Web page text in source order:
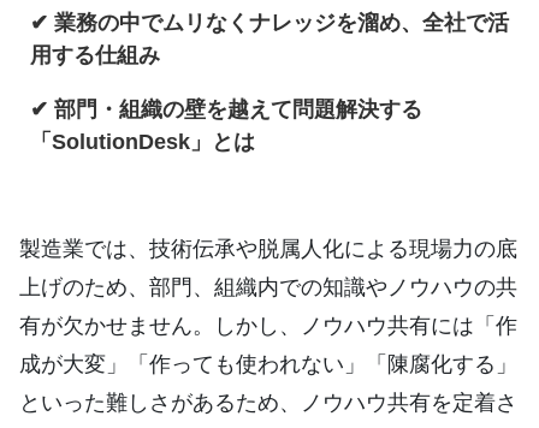
✔ 業務の中でムリなくナレッジを溜め、全社で活
用する仕組み
✔ 部門・組織の壁を越えて問題解決する
「SolutionDesk」とは
製造業では、技術伝承や脱属人化による現場力の底
上げのため、部門、組織内での知識やノウハウの共
有が欠かせません。しかし、ノウハウ共有には「作
成が大変」「作っても使われない」「陳腐化する」
といった難しさがあるため、ノウハウ共有を定着さ